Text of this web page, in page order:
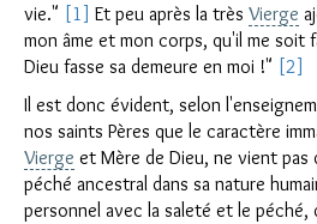
vie." [1] Et peu après la très Vierge
mon âme et mon corps, qu'il me soit
Dieu fasse sa demeure en moi !" [2]
Il est donc évident, selon
nos saints Pères que le caractère
Vierge et Mère de Dieu, ne vient pas
péché ancestral dans sa nature
personnel avec la saleté et le péché,